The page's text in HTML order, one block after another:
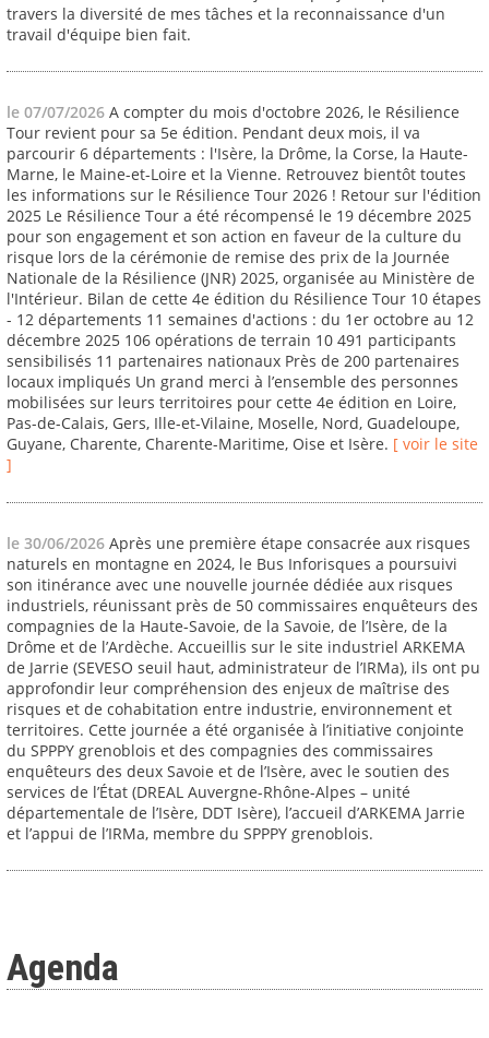
travers la diversité de mes tâches et la reconnaissance d'un
travail d'équipe bien fait.
le 07/07/2026 A compter du mois d'octobre 2026, le Résilience
Tour revient pour sa 5e édition. Pendant deux mois, il va
parcourir 6 départements : l'Isère, la Drôme, la Corse, la Haute-
Marne, le Maine-et-Loire et la Vienne. Retrouvez bientôt toutes
les informations sur le Résilience Tour 2026 ! Retour sur l'édition
2025 Le Résilience Tour a été récompensé le 19 décembre 2025
pour son engagement et son action en faveur de la culture du
risque lors de la cérémonie de remise des prix de la Journée
Nationale de la Résilience (JNR) 2025, organisée au Ministère de
l'Intérieur. Bilan de cette 4e édition du Résilience Tour 10 étapes
- 12 départements 11 semaines d'actions : du 1er octobre au 12
décembre 2025 106 opérations de terrain 10 491 participants
sensibilisés 11 partenaires nationaux Près de 200 partenaires
locaux impliqués Un grand merci à l’ensemble des personnes
mobilisées sur leurs territoires pour cette 4e édition en Loire,
Pas-de-Calais, Gers, Ille-et-Vilaine, Moselle, Nord, Guadeloupe,
Guyane, Charente, Charente-Maritime, Oise et Isère. [ voir le site
]
le 30/06/2026 Après une première étape consacrée aux risques
naturels en montagne en 2024, le Bus Inforisques a poursuivi
son itinérance avec une nouvelle journée dédiée aux risques
industriels, réunissant près de 50 commissaires enquêteurs des
compagnies de la Haute-Savoie, de la Savoie, de l’Isère, de la
Drôme et de l’Ardèche. Accueillis sur le site industriel ARKEMA
de Jarrie (SEVESO seuil haut, administrateur de l’IRMa), ils ont pu
approfondir leur compréhension des enjeux de maîtrise des
risques et de cohabitation entre industrie, environnement et
territoires. Cette journée a été organisée à l’initiative conjointe
du SPPPY grenoblois et des compagnies des commissaires
enquêteurs des deux Savoie et de l’Isère, avec le soutien des
services de l’État (DREAL Auvergne-Rhône-Alpes – unité
départementale de l’Isère, DDT Isère), l’accueil d’ARKEMA Jarrie
et l’appui de l’IRMa, membre du SPPPY grenoblois.
Agenda